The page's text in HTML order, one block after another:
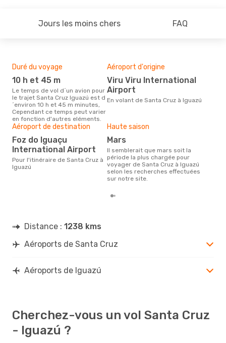
Jours les moins chers FAQ
Duré du voyage
10 h et 45 m
Le temps de vol d´un avion pour
le trajet Santa Cruz Iguazú est d
´environ 10 h et 45 m minutes,
Cependant ce temps peut varier
en fonction d'autres eléments.
Aéroport d'origine
Viru Viru International
Airport
En volant de Santa Cruz à Iguazú
Aéroport de destination
Foz do Iguaçu
International Airport
Pour l'itinéraire de Santa Cruz à
Iguazú
Haute saison
mars
Il semblerait que mars soit la
période la plus chargée pour
voyager de Santa Cruz à Iguazú
selon les recherches effectuées
sur notre site.
Distance : 1238 kms
Aéroports de Santa Cruz
Aéroports de Iguazú
Cherchez-vous un vol Santa Cruz
- Iguazú ?